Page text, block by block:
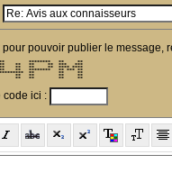
pour pouvoir publier le message,
********   **     **
**   **     **  ***   ***
**   **     **  **** ****
**   ********   ** *** **
**         **     **
**   **         **     **
**   **         **     **
code ici :